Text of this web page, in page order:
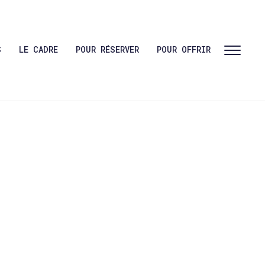
LE CADRE POUR RÉSERVER POUR OFFRIR